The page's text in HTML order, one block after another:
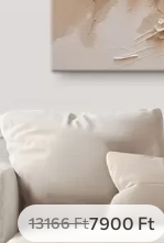
13166Ft7900Ft